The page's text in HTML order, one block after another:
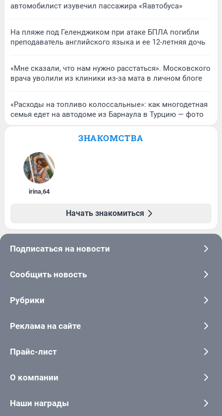
автомобилист изувечил пассажира «Яавтобуса»
На пляже под Геленджиком при атаке БПЛА погибли
преподаватель английского языка и ее 12-летняя дочь
«Мне сказали, что нам нужно расстаться». Московского
врача уволили из клиники из-за мата в личном блоге
«Расходы на топливо колоссальные»: как многодетная
семья едет на автодоме из Барнаула в Турцию — фото
ЗНАКОМСТВА
irina,64
Начать знакомиться
Подписаться на новости
Сообщить новость
Рубрики
Реклама на сайте
Прайс-лист
О компании
Наши награды